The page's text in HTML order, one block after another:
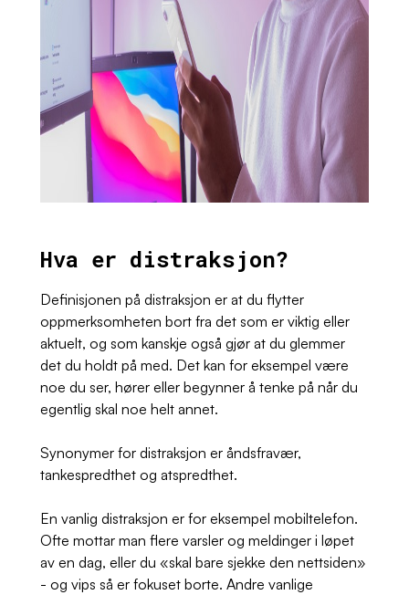
Hva er distraksjon?
Definisjonen på distraksjon er at du flytter
oppmerksomheten bort fra det som er viktig eller
aktuelt, og som kanskje også gjør at du glemmer
det du holdt på med. Det kan for eksempel være
noe du ser, hører eller begynner å tenke på når du
egentlig skal noe helt annet.
Synonymer for distraksjon er åndsfravær,
tankespredthet og atspredthet.
En vanlig distraksjon er for eksempel mobiltelefon.
Ofte mottar man flere varsler og meldinger i løpet
av en dag, eller du «skal bare sjekke den nettsiden»
- og vips så er fokuset borte. Andre vanlige